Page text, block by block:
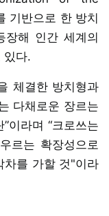
기반으로 한 방치
장해 인간 세계의
있다.
체결한 방치형과
다채로운 장르는
이라며 “크로쓰는
르는 확장성으로
차를 가할 것"이라